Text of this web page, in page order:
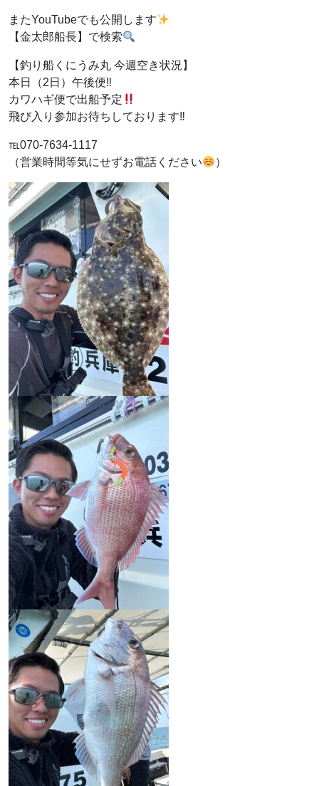
またYouTubeでも公開します
【金太郎船長】で検索
【釣り船くにうみ丸 今週空き状況】
本日（2日）午後便‼︎
カワハギ便で出船予定
飛び入り参加お待ちしております‼︎
℡070-7634-1117
（営業時間等気にせずお電話ください
）